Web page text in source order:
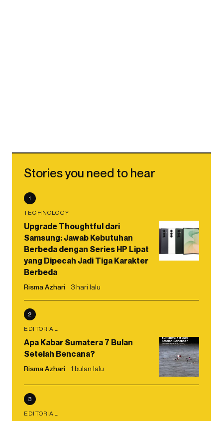
Stories you need to hear
1
TECHNOLOGY
Upgrade Thoughtful dari
Samsung: Jawab Kebutuhan
Berbeda dengan Series HP Lipat
yang Dipecah Jadi Tiga Karakter
Berbeda
Risma Azhari 3 hari lalu
2
EDITORIAL
Apa Kabar Sumatera 7 Bulan
Setelah Bencana?
Risma Azhari 1 bulan lalu
3
EDITORIAL